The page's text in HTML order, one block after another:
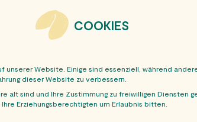
COOKIES
unserer Website. Einige sind essenziell, während
dieser Website zu verbessern.
alt sind und Ihre Zustimmung zu freiwilligen Diensten
Erziehungsberechtigten um Erlaubnis bitten.